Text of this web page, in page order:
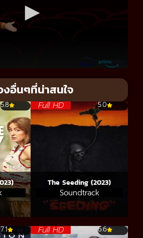
งอื่นๆที่น่าสนใจ
5.8 Full HD 5.0
The Seeding (2023)
Soundtrack
7.1 Full HD 6.6